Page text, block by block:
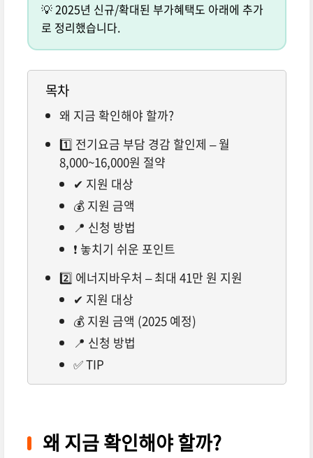
💡 2025년 신규/확대된 부가혜택도 아래에 추가
로 정리했습니다.
목차
왜 지금 확인해야 할까?
1️⃣ 전기요금 부담 경감 할인제 – 월
8,000~16,000원 절약
✔ 지원 대상
💰 지원 금액
📍 신청 방법
❗ 놓치기 쉬운 포인트
2️⃣ 에너지바우처 – 최대 41만 원 지원
✔ 지원 대상
💰 지원 금액 (2025 예정)
📍 신청 방법
✅ TIP
왜 지금 확인해야 할까?